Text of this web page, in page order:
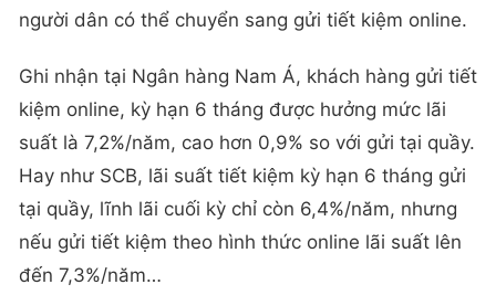
người dân có thể chuyển sang gửi tiết kiệm online.
Ghi nhận tại Ngân hàng Nam Á, khách hàng gửi tiết
kiệm online, kỳ hạn 6 tháng được hưởng mức lãi
suất là 7,2%/năm, cao hơn 0,9% so với gửi tại quầy.
Hay như SCB, lãi suất tiết kiệm kỳ hạn 6 tháng gửi
tại quầy, lĩnh lãi cuối kỳ chỉ còn 6,4%/năm, nhưng
nếu gửi tiết kiệm theo hình thức online lãi suất lên
đến 7,3%/năm…